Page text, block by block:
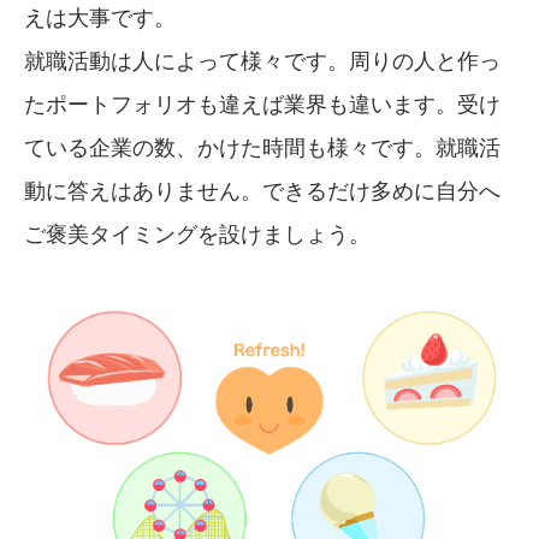
えは大事です。
就職活動は人によって様々です。周りの人と作っ
たポートフォリオも違えば業界も違います。受け
ている企業の数、かけた時間も様々です。就職活
動に答えはありません。できるだけ多めに自分へ
ご褒美タイミングを設けましょう。